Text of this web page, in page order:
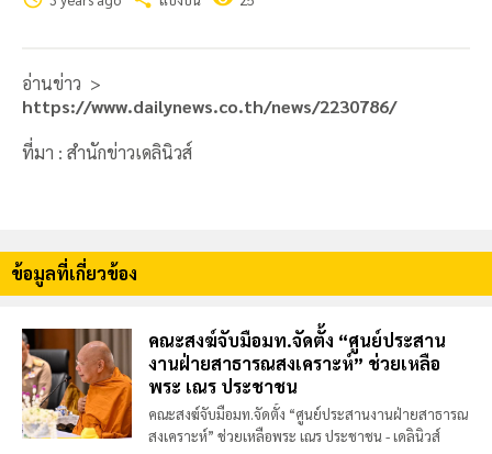
อ่านข่าว >
https://www.dailynews.co.th/news/2230786/
ที่มา : สำนักข่าวเดลินิวส์
ข้อมูลที่เกี่ยวข้อง
คณะสงฆ์จับมือมท.จัดตั้ง “ศูนย์ประสาน
งานฝ่ายสาธารณสงเคราะห์” ช่วยเหลือ
พระ เณร ประชาชน
คณะสงฆ์จับมือมท.จัดตั้ง “ศูนย์ประสานงานฝ่ายสาธารณ
สงเคราะห์” ช่วยเหลือพระ เณร ประชาชน - เดลินิวส์